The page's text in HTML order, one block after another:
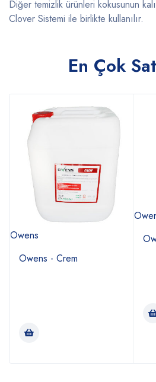
Diğer temizlik ürünleri kokusunun
Clover Sistemi ile birlikte kullanılır.
En Çok
Owens
Owens - Crem